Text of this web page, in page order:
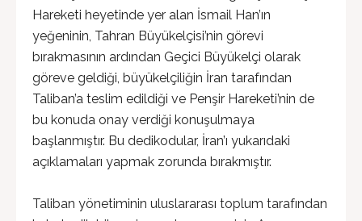
Hareketi heyetinde yer alan İsmail Han’ın
yeğeninin, Tahran Büyükelçisi’nin görevi
bırakmasının ardından Geçici Büyükelçi olarak
göreve geldiği, büyükelçiliğin İran tarafından
Taliban’a teslim edildiği ve Penşir Hareketi’nin de
bu konuda onay verdiği konuşulmaya
başlanmıştır. Bu dedikodular, İran’ı yukarıdaki
açıklamaları yapmak zorunda bırakmıştır.
Taliban yönetiminin uluslararası toplum tarafından